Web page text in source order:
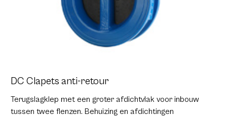
DC Clapets anti-retour
Terugslagklep met een groter afdichtvlak voor inbouw
tussen twee flenzen. Behuizing en afdichtingen